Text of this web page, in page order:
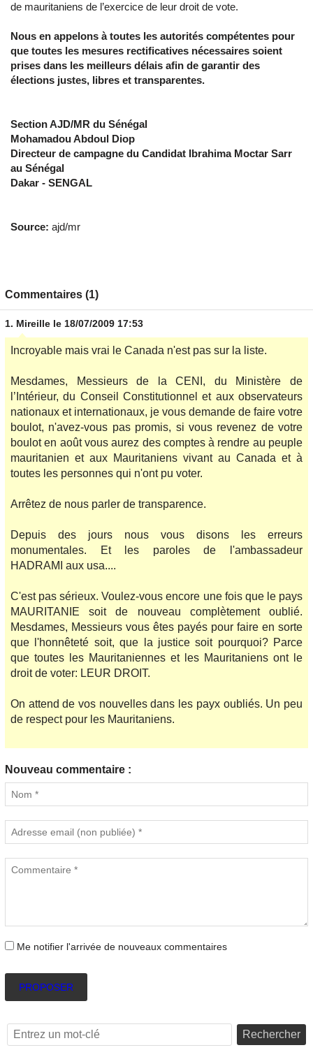
de mauritaniens de l’exercice de leur droit de vote.
Nous en appelons à toutes les autorités compétentes pour
que toutes les mesures rectificatives nécessaires soient
prises dans les meilleurs délais afin de garantir des
élections justes, libres et transparentes.
Section AJD/MR du Sénégal
Mohamadou Abdoul Diop
Directeur de campagne du Candidat Ibrahima Moctar Sarr
au Sénégal
Dakar - SENGAL
Source: ajd/mr
Commentaires (1)
1. Mireille le 18/07/2009 17:53
Incroyable mais vrai le Canada n'est pas sur la liste.
Mesdames, Messieurs de la CENI, du Ministère de
l’Intérieur, du Conseil Constitutionnel et aux observateurs
nationaux et internationaux, je vous demande de faire votre
boulot, n'avez-vous pas promis, si vous revenez de votre
boulot en août vous aurez des comptes à rendre au peuple
mauritanien et aux Mauritaniens vivant au Canada et à
toutes les personnes qui n'ont pu voter.
Arrêtez de nous parler de transparence.
Depuis des jours nous vous disons les erreurs
monumentales. Et les paroles de l'ambassadeur
HADRAMI aux usa....
C'est pas sérieux. Voulez-vous encore une fois que le pays
MAURITANIE soit de nouveau complètement oublié.
Mesdames, Messieurs vous êtes payés pour faire en sorte
que l'honnêteté soit, que la justice soit pourquoi? Parce
que toutes les Mauritaniennes et les Mauritaniens ont le
droit de voter: LEUR DROIT.
On attend de vos nouvelles dans les payx oubliés. Un peu
de respect pour les Mauritaniens.
Nouveau commentaire :
Me notifier l'arrivée de nouveaux commentaires
PROPOSER
Rechercher